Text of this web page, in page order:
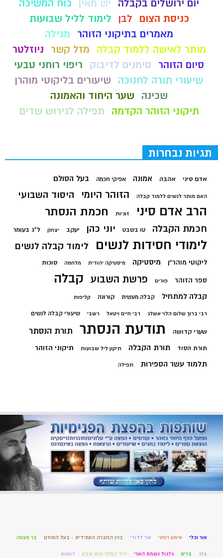
יום ירושלים בקבלה
יש מאין
כוח המשיכה
כניסת הצום
לבן
לימוד לליל שבועות
מאמרים בתיקוני הזוהר
מגילה
מותר לאישה ללמוד קבלה
מזל קשר
ניוזלטר
סיום הזוהר
סימנים לדיבוק
ריפוי רוחני טבעי
שיעורי תורה לחנוכה
שיעורים בליקוטי מוהרן
שכינה
שער היחוד והאמונה
תיקוני הזוהר הקדמה
תפילה לגירוש שדים
תגיות נבחרות
אדם סיני אהבה אמונה אפיקי חכמה בעל הסולם
האם מותר לנשים ללמוד קבלה הזוהר היומי היסוד השבועי
הרב אדם סיני זוגיות חכמת הנסתר
חכמת הקבלה טו בשבט יוני כהן יעקב יצחק ל"ג בעומר
לימודי חסידות לנשים לימוד קבלה לנשים
ליקוטי מוהר"ן מיסטיקה מיסטיקה יהודית מלחמה סוכות
ספר הזוהר פורים פרשת השבוע קבלה
קבלה למתחיל קבלה מעשית קורונה קליפות
רבי ברוך שלום הלוי אשלג רבי חיים ויטאל רשבי שיעורי קבלה לנשים
שערי קדושה תודעת הנסתר תורת הנסתר
תורת הסוד תורת הקבלה תיקון ליל שבועות תיקוני הזוהר
תלמוד עשר הספירות תפילה
אור וכלי אימון רוחני אני לדודי בנין החברה העתידית - בעל הסולם בר מצווה
ברג ברית גלגול נשמת הארי דוד המלך ובת שבע דעאש